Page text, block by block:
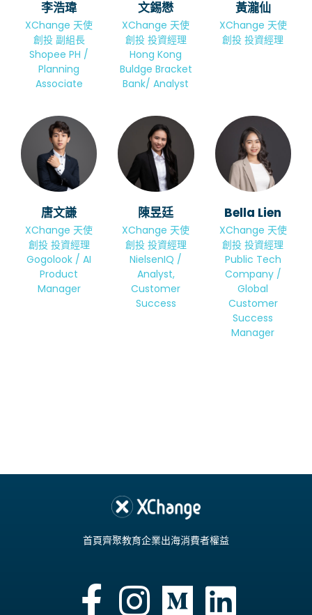
李浩瑋
XChange 天使
創投 副組長
Shopee PH /
Planning
Associate
文錫懋
XChange 天使
創投 投資經理
Hong Kong
Buldge Bracket
Bank/ Analyst
黃瀧仙
XChange 天使
創投 投資經理
唐文謙
XChange 天使
創投 投資經理
Gogolook / AI
Product
Manager
陳昱廷
XChange 天使
創投 投資經理
NielsenIQ /
Analyst,
Customer
Success
Bella Lien
XChange 天使
創投 投資經理
Public Tech
Company /
Global
Customer
Success
Manager
首頁齊聚教育企業出海消費者權益